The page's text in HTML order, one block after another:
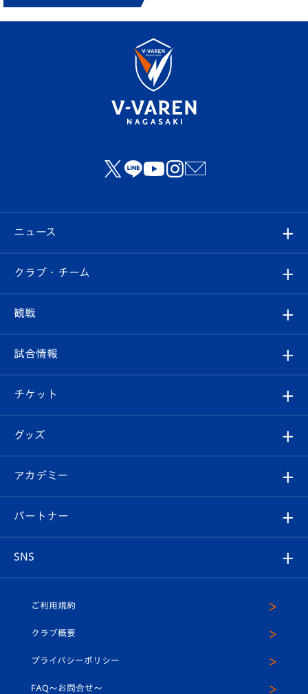
ニュース
すべて
クラブ
試合情報
チケット
イベント
メディア
ホームタウン
クラブ・チーム
クラブ概要
エンブレム紹介
スタッフプロフィール
マスコット紹介
平和祈念活動
観戦
観戦ルール
はじめての観戦ガイド
Revive Team
ヴィヴィくんの長崎おもてなしガイド
試合情報
試合日程/結果
フォトギャラリー
スタジアムグルメ
チケット
チケット
V-LOVERS（ファンクラブ）
プレイヤーズスイート
グッズ
オンラインショップ
店舗情報
アカデミー
育成からのお知らせ
U-18
スクール
パートナー
SNS
ヴィヴィくんインスタグラム
公式LINE＠
ご利用規約
クラブ概要
プライバシーポリシー
FAQ〜お問合せ〜